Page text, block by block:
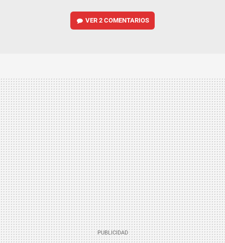
VER2 COMENTARIOS